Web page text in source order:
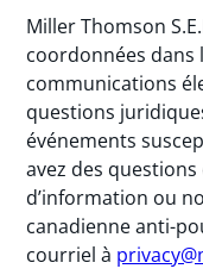
Miller Thomson
coordonnées dans
communications
questions
événements
avez des
d’information ou
canadienne anti-
courriel à